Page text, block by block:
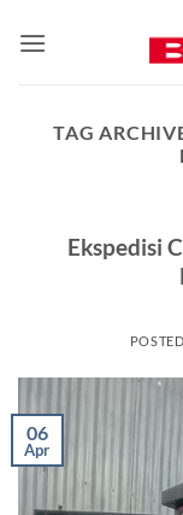
TAG
Ekspedisi
06
Apr